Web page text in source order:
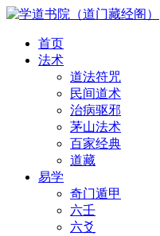
首页
法术
道法符咒
民间道术
治病驱邪
茅山法术
百家经典
道藏
易学
奇门遁甲
六壬
六爻